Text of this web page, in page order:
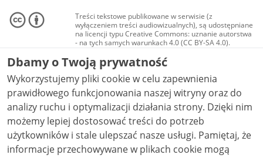
Treści tekstowe publikowane w serwisie (z
wyłączeniem treści audiowizualnych), są udostępniane
na licencji typu Creative Commons: uznanie autorstwa
- na tych samych warunkach 4.0 (CC BY-SA 4.0).
Materiały audiowizualne, w tym zdjęcia, materiały
audio i wideo, są udostępniane na licencji typu
Creative Commons: uznanie autorstwa użycie
niekomercyjne - bez utworów zależnych 4.0 (CC BY-
NC-ND 4.0), o ile nie jest to stwierdzone inaczej.
Dbamy o Twoją prywatność
Wykorzystujemy pliki cookie w celu zapewnienia
prawidłowego funkcjonowania naszej witryny oraz do
analizy ruchu i optymalizacji działania strony. Dzięki nim
możemy lepiej dostosować treści do potrzeb
użytkowników i stale ulepszać nasze usługi. Pamiętaj, że
informacje przechowywane w plikach cookie mogą